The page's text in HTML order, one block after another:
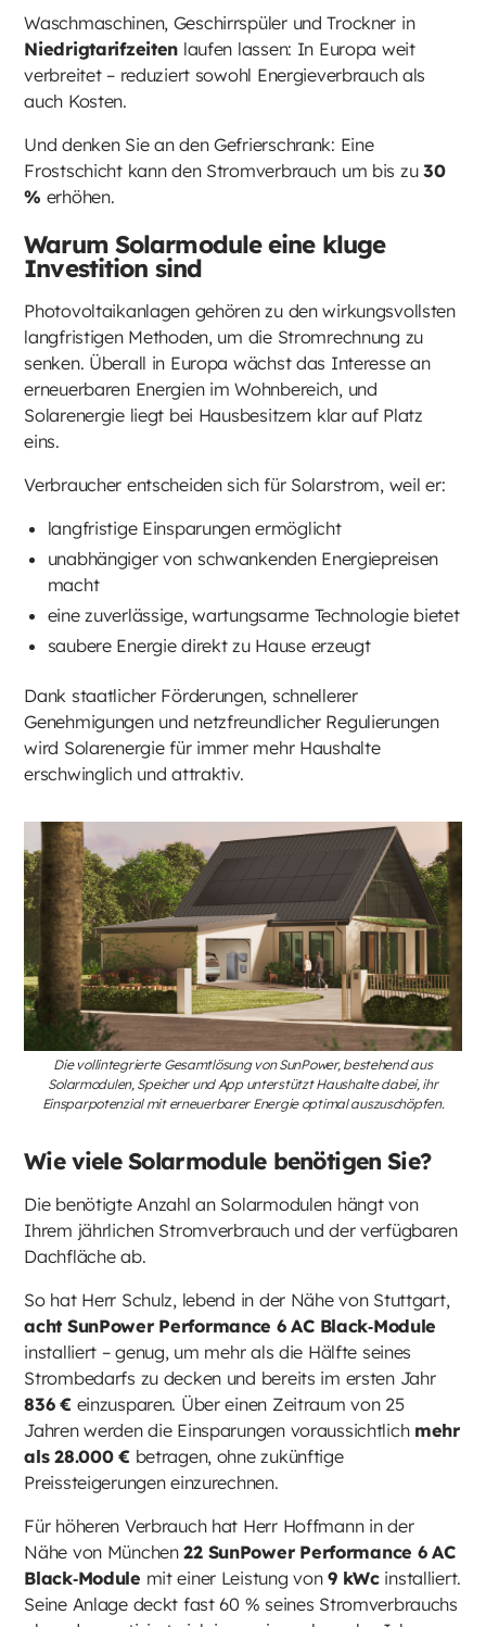
Waschmaschinen, Geschirrspüler und Trockner in
Niedrigtarifzeiten laufen lassen: In Europa weit
verbreitet – reduziert sowohl Energieverbrauch als
auch Kosten.
Und denken Sie an den Gefrierschrank: Eine
Frostschicht kann den Stromverbrauch um bis zu 30
% erhöhen.
Warum Solarmodule eine kluge
Investition sind
Photovoltaikanlagen gehören zu den wirkungsvollsten
langfristigen Methoden, um die Stromrechnung zu
senken. Überall in Europa wächst das Interesse an
erneuerbaren Energien im Wohnbereich, und
Solarenergie liegt bei Hausbesitzern klar auf Platz
eins.
Verbraucher entscheiden sich für Solarstrom, weil er:
langfristige Einsparungen ermöglicht
unabhängiger von schwankenden Energiepreisen
macht
eine zuverlässige, wartungsarme Technologie bietet
saubere Energie direkt zu Hause erzeugt
Dank staatlicher Förderungen, schnellerer
Genehmigungen und netzfreundlicher Regulierungen
wird Solarenergie für immer mehr Haushalte
erschwinglich und attraktiv.
Die vollintegrierte Gesamtlösung von SunPower, bestehend aus
Solarmodulen, Speicher und App unterstützt Haushalte dabei, ihr
Einsparpotenzial mit erneuerbarer Energie optimal auszuschöpfen.
Wie viele Solarmodule benötigen Sie?
Die benötigte Anzahl an Solarmodulen hängt von
Ihrem jährlichen Stromverbrauch und der verfügbaren
Dachfläche ab.
So hat Herr Schulz, lebend in der Nähe von Stuttgart,
acht SunPower Performance 6 AC Black‑Module
installiert – genug, um mehr als die Hälfte seines
Strombedarfs zu decken und bereits im ersten Jahr
836 €einzusparen. Über einen Zeitraum von 25
Jahren werden die Einsparungen voraussichtlich mehr
als 28.000 €betragen, ohne zukünftige
Preissteigerungen einzurechnen.
Für höheren Verbrauch hat Herr Hoffmann in der
Nähe von München22 SunPower Performance 6 AC
Black‑Module mit einer Leistung von9 kWcinstalliert.
Seine Anlage deckt fast 60 % seines Stromverbrauchs